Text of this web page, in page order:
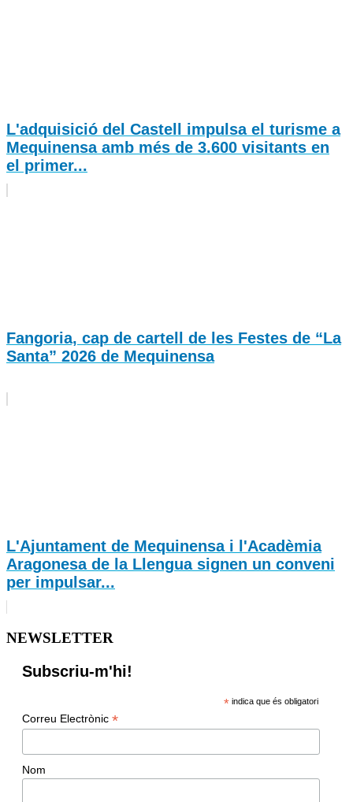
L'adquisició del Castell impulsa el turisme a
Mequinensa amb més de 3.600 visitants en
el primer...
Fangoria, cap de cartell de les Festes de “La
Santa” 2026 de Mequinensa
L'Ajuntament de Mequinensa i l'Acadèmia
Aragonesa de la Llengua signen un conveni
per impulsar...
NEWSLETTER
Subscriu-m'hi!
* indica que és obligatori
Correu Electrònic *
Nom